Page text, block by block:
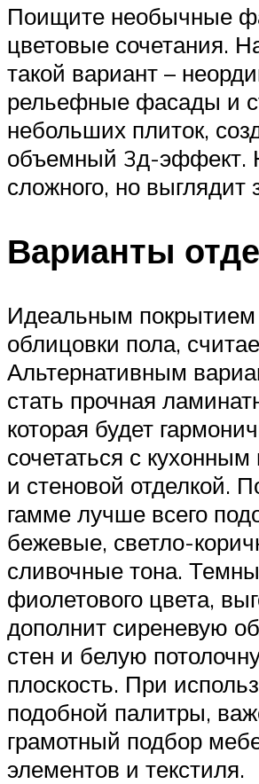
Поищите необычные
цветовые сочетания.
такой вариант –
рельефные фасады и
небольших плиток,
объемный 3д-эффект.
сложного, но выглядит
Варианты
Идеальным
облицовки пола,
Альтернативным
стать прочная
которая будет
сочетаться с кухонным
и стеновой отделкой.
гамме лучше всего
бежевые, светло-
сливочные тона.
фиолетового цвета,
дополнит сиреневую
стен и белую
плоскость. При
подобной палитры,
грамотный подбор
элементов и текстиля.